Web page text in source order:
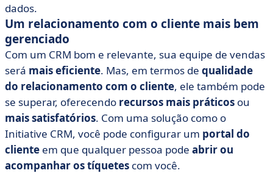
dados.
Um relacionamento com o cliente mais bem
gerenciado
Com um CRM bom e relevante, sua equipe de vendas
será mais eficiente. Mas, em termos de qualidade
do relacionamento com o cliente, ele também pode
se superar, oferecendo recursos mais práticos ou
mais satisfatórios. Com uma solução como o
Initiative CRM, você pode configurar um portal do
cliente em que qualquer pessoa pode abrir ou
acompanhar os tíquetes com você.